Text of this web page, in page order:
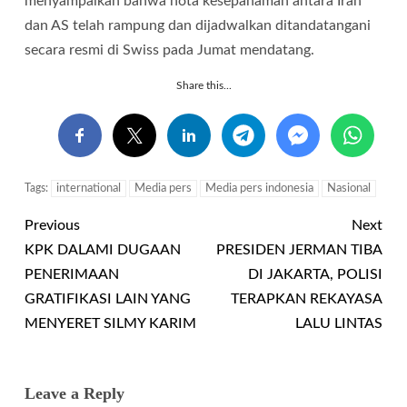
dan AS telah rampung dan dijadwalkan ditandatangani
secara resmi di Swiss pada Jumat mendatang.
Share this...
Tags: international Media pers Media pers indonesia Nasional
Previous
KPK DALAMI DUGAAN
PENERIMAAN
GRATIFIKASI LAIN YANG
MENYERET SILMY KARIM
Next
PRESIDEN JERMAN TIBA
DI JAKARTA, POLISI
TERAPKAN REKAYASA
LALU LINTAS
Leave a Reply